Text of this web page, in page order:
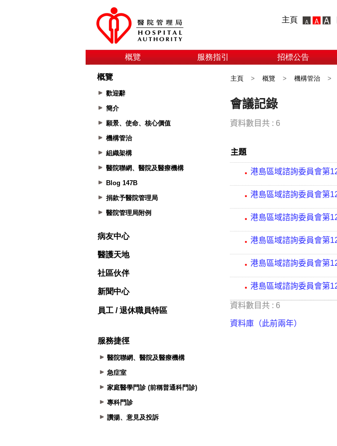
主頁
概覽 服務指引 招標公告
概覽
歡迎辭
簡介
願景、使命、核心價值
機構管治
組織架構
醫院聯網、醫院及醫療機構
Blog 147B
捐款予醫院管理局
醫院管理局附例
病友中心
醫護天地
社區伙伴
新聞中心
員工 / 退休職員特區
服務捷徑
醫院聯網、醫院及醫療機構
急症室
家庭醫學門診 (前稱普通科門診)
專科門診
讚揚、意見及投訴
主頁 > 概覽 > 機構管治 >